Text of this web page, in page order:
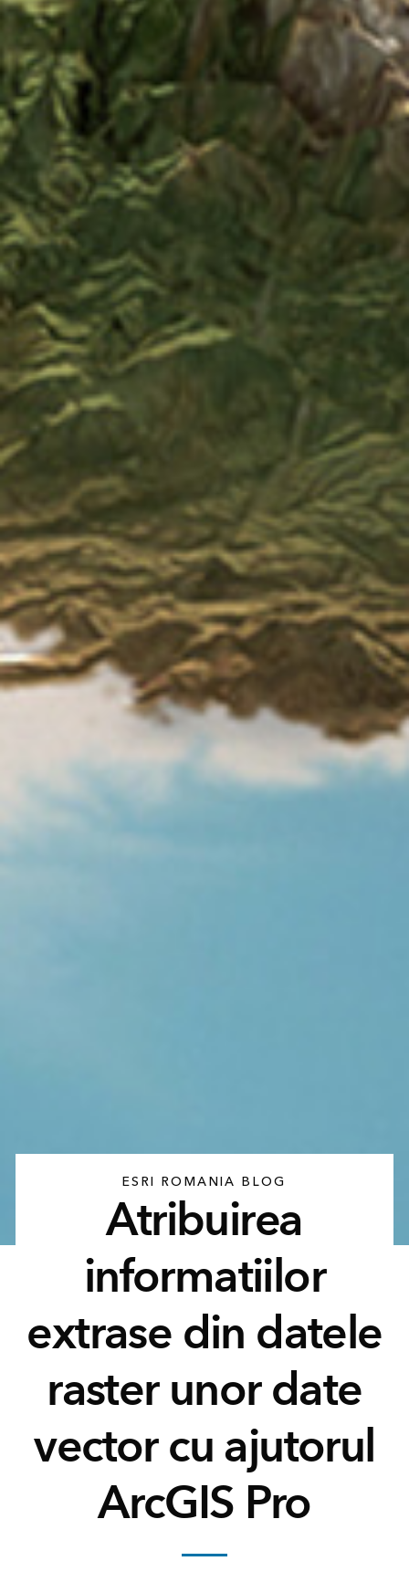
ESRI ROMANIA BLOG
Atribuirea
informatiilor
extrase din datele
raster unor date
vector cu ajutorul
ArcGIS Pro